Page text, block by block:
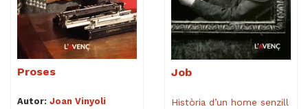
Proses
Autor: Joan Vinyoli
Job
Història d’un home senzill